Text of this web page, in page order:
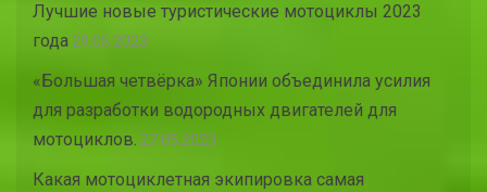
Лучшие новые туристические мотоциклы 2023
года 29.05.2023
«Большая четвёрка» Японии объединила усилия
для разработки водородных двигателей для
мотоциклов. 27.05.2023
Какая мотоциклетная экипировка самая